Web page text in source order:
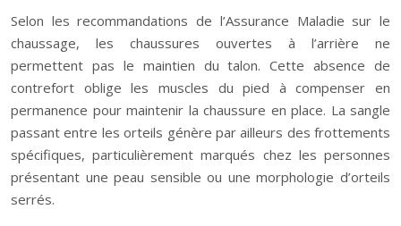
Selon les recommandations de l’Assurance Maladie sur le
chaussage, les chaussures ouvertes à l’arrière ne
permettent pas le maintien du talon. Cette absence de
contrefort oblige les muscles du pied à compenser en
permanence pour maintenir la chaussure en place. La sangle
passant entre les orteils génère par ailleurs des frottements
spécifiques, particulièrement marqués chez les personnes
présentant une peau sensible ou une morphologie d’orteils
serrés.